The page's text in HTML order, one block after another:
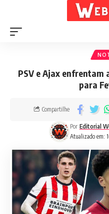
PSV e Ajax enfrentam
para
Atualizado em:
Por Editorial
Compartilhe